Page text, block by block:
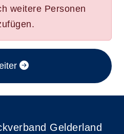
weitere Personen
im Anmeldeverfahren
Gelderland